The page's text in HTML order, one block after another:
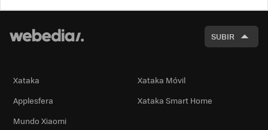
SUBIR
Xataka
Xataka Móvil
Applesfera
Xataka Smart Home
Mundo Xiaomi